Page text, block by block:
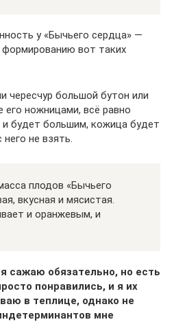
у «Бычьего сердца» —
вот таких
чересчур большой бутон или
его ножницами, всё равно
и будет большим, кожица будет
не взять.
плодов «Бычьего
вкусная и мясистая.
и оранжевым, и
сажаю обязательно, но есть
понравились, и я их
в теплице, однако не
мне